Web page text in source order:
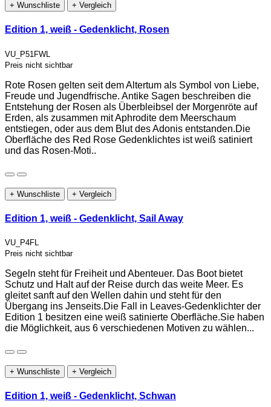
+ Wunschliste + Vergleich
Edition 1, weiß - Gedenklicht, Rosen
VU_P51FWL
Preis nicht sichtbar
Rote Rosen gelten seit dem Altertum als Symbol von Liebe,
Freude und Jugendfrische. Antike Sagen beschreiben die
Entstehung der Rosen als Überbleibsel der Morgenröte auf
Erden, als zusammen mit Aphrodite dem Meerschaum
entstiegen, oder aus dem Blut des Adonis entstanden.Die
Oberfläche des Red Rose Gedenklichtes ist weiß satiniert
und das Rosen-Moti..
+ Wunschliste + Vergleich
Edition 1, weiß - Gedenklicht, Sail Away
VU_P4FL
Preis nicht sichtbar
Segeln steht für Freiheit und Abenteuer. Das Boot bietet
Schutz und Halt auf der Reise durch das weite Meer. Es
gleitet sanft auf den Wellen dahin und steht für den
Übergang ins Jenseits.Die Fall in Leaves-Gedenklichter der
Edition 1 besitzen eine weiß satinierte Oberfläche.Sie haben
die Möglichkeit, aus 6 verschiedenen Motiven zu wählen...
+ Wunschliste + Vergleich
Edition 1, weiß - Gedenklicht, Schwan